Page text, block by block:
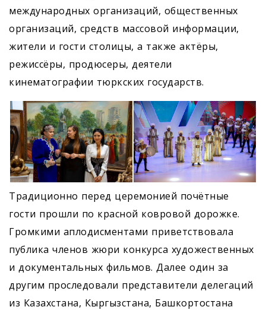
международных организаций, общественных
организаций, средств массовой информации,
жители и гости столицы, а также актёры,
режиссёры, продюсеры, деятели
кинематографии тюркских государств.
Традиционно перед церемонией почётные
гости прошли по красной ковровой дорожке.
Громкими аплодисментами приветствовала
публика членов жюри конкурса художественных
и документальных фильмов. Далее один за
другим проследовали представители делегаций
из Казахстана, Кыргызстана, Башкортостана